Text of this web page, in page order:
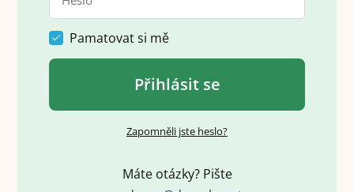
Pamatovat si mě
Přihlásit se
Zapomněli jste heslo?
Máte otázky? Pište